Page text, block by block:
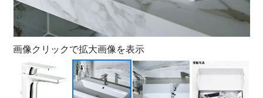
画像クリックで拡大画像を表示